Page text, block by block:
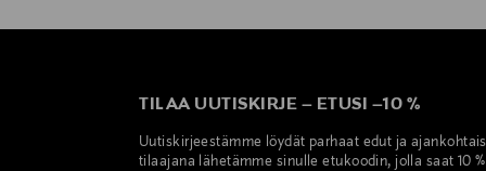
TILAA UUTISKIRJE – ETUSI –10 %
Uutiskirjeestämme löydät parhaat edut ja
tilaajana lähetämme sinulle etukoodin, jolla saat 10